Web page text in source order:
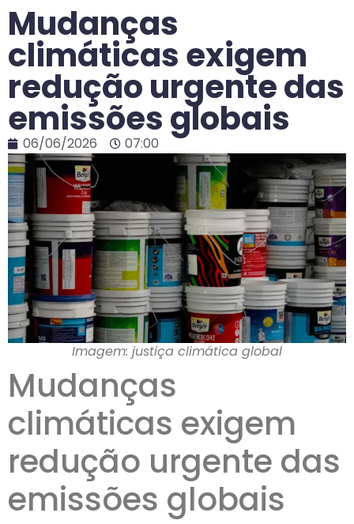
Mudanças
climáticas exigem
redução urgente das
emissões globais
06/06/2026 07:00
Imagem: justiça climática global
Mudanças
climáticas exigem
redução urgente das
emissões globais